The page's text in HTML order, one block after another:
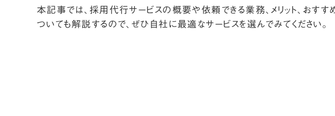
本記事では、採用代行サービスの概要や依頼できる業務、メリット、お
ついても解説するので、ぜひ自社に最適なサービスを選んでみてください。